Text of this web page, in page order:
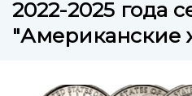
2022-2025 года